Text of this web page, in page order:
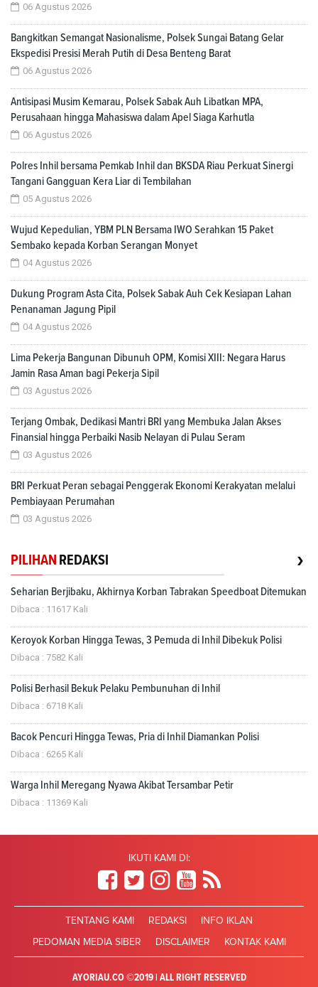
06 Agustus 2026
Bangkitkan Semangat Nasionalisme, Polsek Sungai Batang Gelar
Ekspedisi Presisi Merah Putih di Desa Benteng Barat
06 Agustus 2026
Antisipasi Musim Kemarau, Polsek Sabak Auh Libatkan MPA,
Perusahaan hingga Mahasiswa dalam Apel Siaga Karhutla
06 Agustus 2026
Polres Inhil bersama Pemkab Inhil dan BKSDA Riau Perkuat Sinergi
Tangani Gangguan Kera Liar di Tembilahan
05 Agustus 2026
Wujud Kepedulian, YBM PLN Bersama IWO Serahkan 15 Paket
Sembako kepada Korban Serangan Monyet
04 Agustus 2026
Dukung Program Asta Cita, Polsek Sabak Auh Cek Kesiapan Lahan
Penanaman Jagung Pipil
04 Agustus 2026
Lima Pekerja Bangunan Dibunuh OPM, Komisi XIII: Negara Harus
Jamin Rasa Aman bagi Pekerja Sipil
03 Agustus 2026
Terjang Ombak, Dedikasi Mantri BRI yang Membuka Jalan Akses
Finansial hingga Perbaiki Nasib Nelayan di Pulau Seram
03 Agustus 2026
BRI Perkuat Peran sebagai Penggerak Ekonomi Kerakyatan melalui
Pembiayaan Perumahan
03 Agustus 2026
PILIHAN REDAKSI ›
Seharian Berjibaku, Akhirnya Korban Tabrakan Speedboat Ditemukan
Dibaca : 11617 Kali
Keroyok Korban Hingga Tewas, 3 Pemuda di Inhil Dibekuk Polisi
Dibaca : 7582 Kali
Polisi Berhasil Bekuk Pelaku Pembunuhan di Inhil
Dibaca : 6718 Kali
Bacok Pencuri Hingga Tewas, Pria di Inhil Diamankan Polisi
Dibaca : 6265 Kali
Warga Inhil Meregang Nyawa Akibat Tersambar Petir
Dibaca : 11369 Kali
IKUTI KAMI DI:
TENTANG KAMI REDAKSI INFO IKLAN
PEDOMAN MEDIA SIBER DISCLAIMER KONTAK KAMI
AYORIAU.CO ©2019 | ALL RIGHT RESERVED